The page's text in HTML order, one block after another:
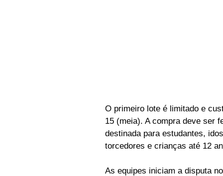
O primeiro lote é limitado e
15 (meia). A compra deve ser
destinada para estudantes,
torcedores e crianças até 12
As equipes iniciam a disputa